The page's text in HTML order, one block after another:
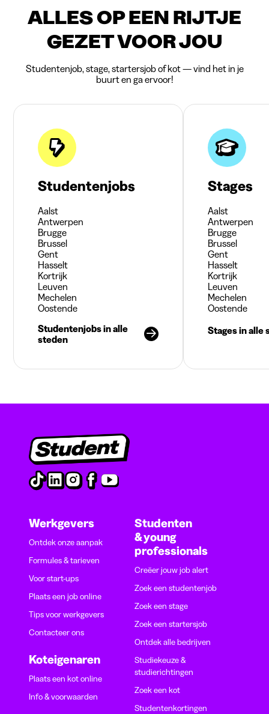
ALLES OP EEN RIJTJE
GEZET VOOR JOU
Studentenjob, stage, startersjob of kot — vind het in je
buurt en ga ervoor!
Studentenjobs
Aalst
Antwerpen
Brugge
Brussel
Gent
Hasselt
Kortrijk
Leuven
Mechelen
Oostende
Studentenjobs in alle
steden
Stages
Aalst
Antwerpen
Brugge
Brussel
Gent
Hasselt
Kortrijk
Leuven
Mechelen
Oostende
Stages in alle
Werkgevers
Ontdek onze aanpak
Formules & tarieven
Voor start-ups
Plaats een job online
Tips voor werkgevers
Contacteer ons
Koteigenaren
Plaats een kot online
Info & voorwaarden
Studenten
& young
professionals
Creëer jouw job alert
Zoek een studentenjob
Zoek een stage
Zoek een startersjob
Ontdek alle bedrijven
Studiekeuze &
studierichtingen
Zoek een kot
Studentenkortingen